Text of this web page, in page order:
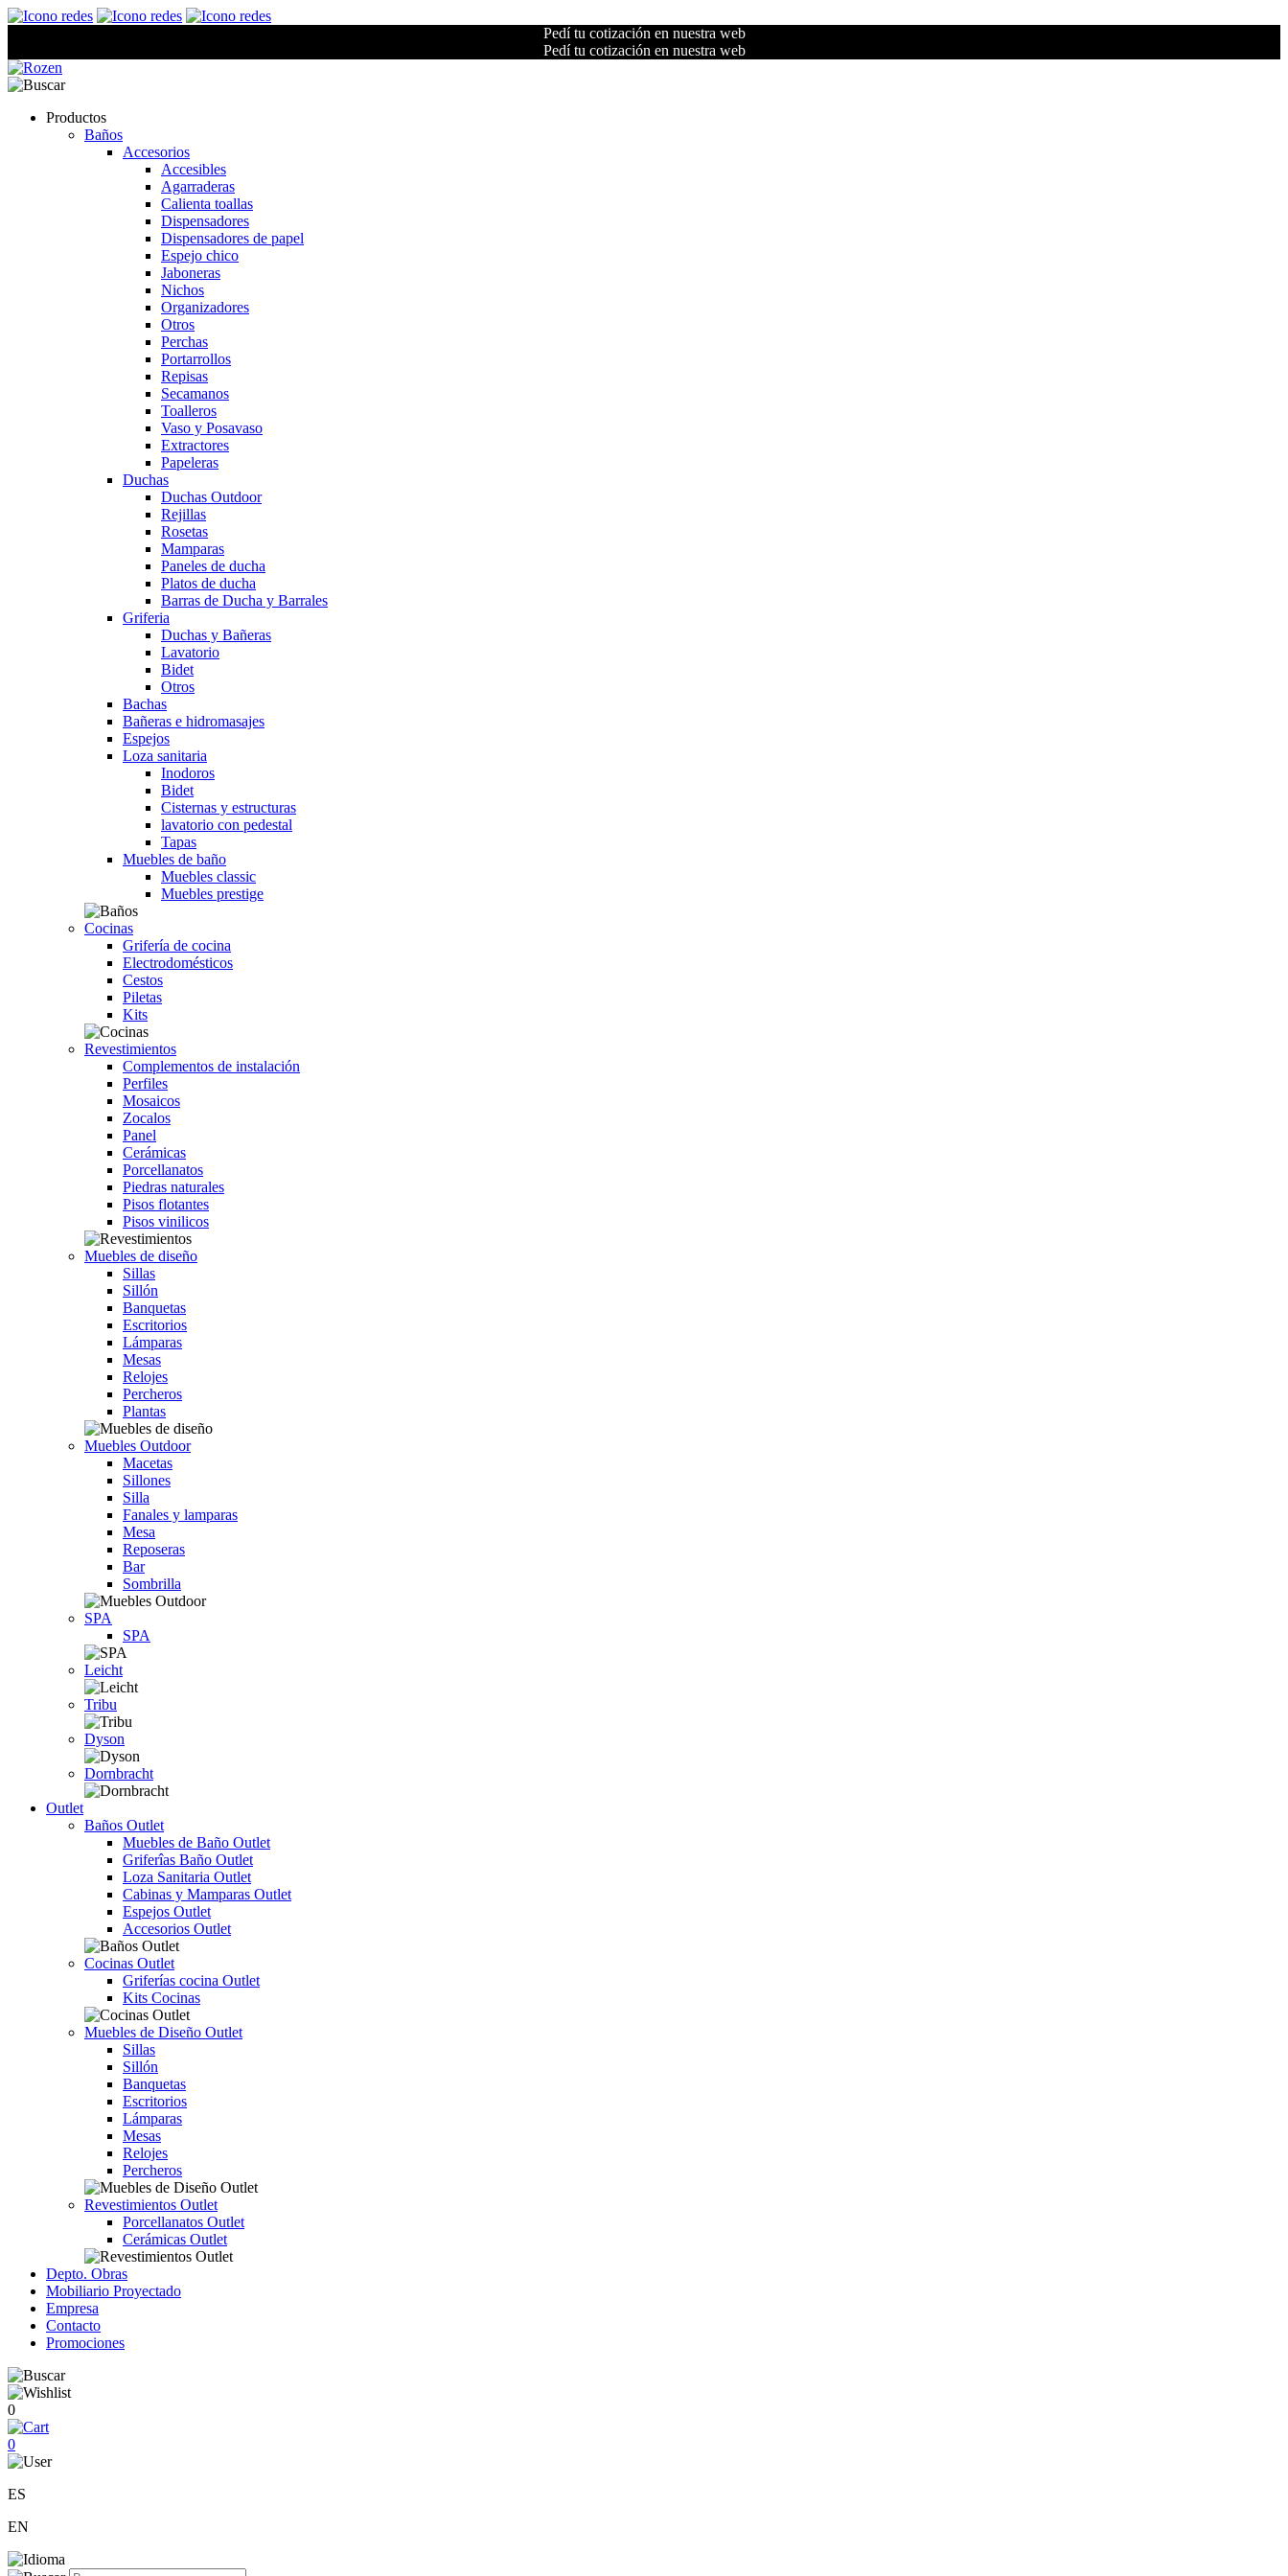
Pedí tu cotización en nuestra web
Pedí tu cotización en nuestra web
Productos
Baños
Accesorios
Accesibles
Agarraderas
Calienta toallas
Dispensadores
Dispensadores de papel
Espejo chico
Jaboneras
Nichos
Organizadores
Otros
Perchas
Portarrollos
Repisas
Secamanos
Toalleros
Vaso y Posavaso
Extractores
Papeleras
Duchas
Duchas Outdoor
Rejillas
Rosetas
Mamparas
Paneles de ducha
Platos de ducha
Barras de Ducha y Barrales
Griferia
Duchas y Bañeras
Lavatorio
Bidet
Otros
Bachas
Bañeras e hidromasajes
Espejos
Loza sanitaria
Inodoros
Bidet
Cisternas y estructuras
lavatorio con pedestal
Tapas
Muebles de baño
Muebles classic
Muebles prestige
Cocinas
Grifería de cocina
Electrodomésticos
Cestos
Piletas
Kits
Revestimientos
Complementos de instalación
Perfiles
Mosaicos
Zocalos
Panel
Cerámicas
Porcellanatos
Piedras naturales
Pisos flotantes
Pisos vinilicos
Muebles de diseño
Sillas
Sillón
Banquetas
Escritorios
Lámparas
Mesas
Relojes
Percheros
Plantas
Muebles Outdoor
Macetas
Sillones
Silla
Fanales y lamparas
Mesa
Reposeras
Bar
Sombrilla
SPA
SPA
Leicht
Tribu
Dyson
Dornbracht
Outlet
Baños Outlet
Muebles de Baño Outlet
Griferîas Baño Outlet
Loza Sanitaria Outlet
Cabinas y Mamparas Outlet
Espejos Outlet
Accesorios Outlet
Cocinas Outlet
Griferías cocina Outlet
Kits Cocinas
Muebles de Diseño Outlet
Sillas
Sillón
Banquetas
Escritorios
Lámparas
Mesas
Relojes
Percheros
Revestimientos Outlet
Porcellanatos Outlet
Cerámicas Outlet
Depto. Obras
Mobiliario Proyectado
Empresa
Contacto
Promociones
0
0
ES
EN